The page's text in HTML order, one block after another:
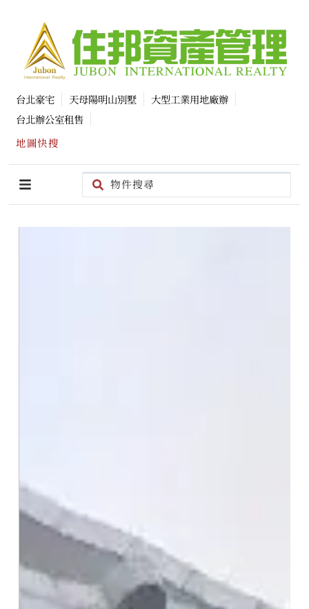
台北豪宅 天母陽明山別墅
大型工業用地廠辦
台北辦公室租售
地圖快搜